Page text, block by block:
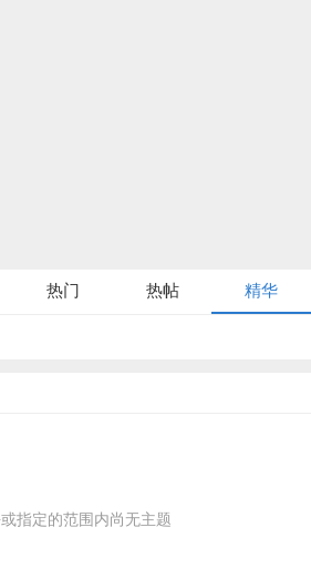
热门 热帖 精华
指定的范围内尚无主题